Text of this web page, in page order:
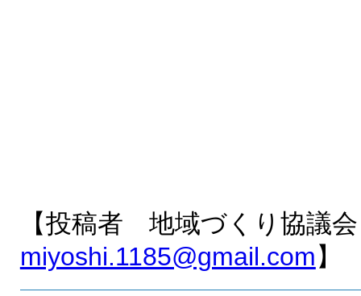
【投稿者 地域づくり協議
miyoshi.1185@gmail.com】